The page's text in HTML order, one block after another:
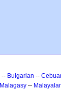
-- Bulgarian --
Malagasy --